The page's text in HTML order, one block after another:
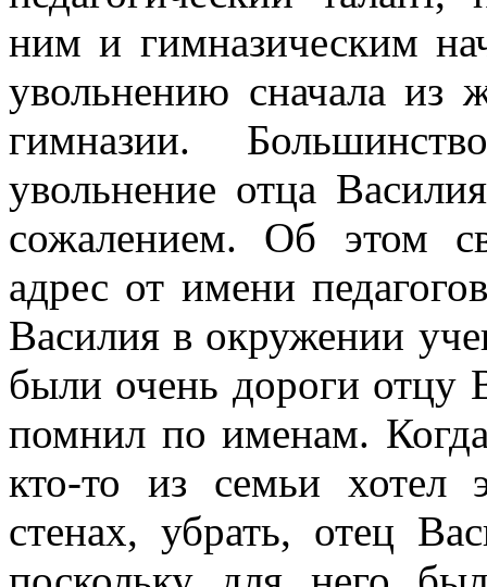
ним и гимназическим
увольнению сначала из
гимназии.
увольнение отца
сожалением. Об этом
адрес от имени
Василия в окружении
были очень дороги отцу
помнил по именам.
кто-то из семьи хотел
стенах, убрать, отец